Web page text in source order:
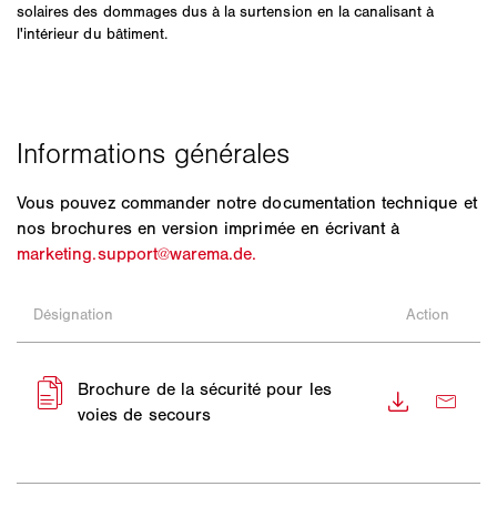
solaires des dommages dus à la surtension en la canalisant à
l'intérieur du bâtiment.
Vous pouvez commander notre documentation technique et
nos brochures en version imprimée en écrivant à
marketing.support@warema.de.